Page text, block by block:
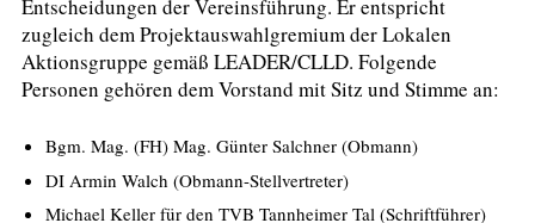
Entscheidungen der Vereinsführung. Er entspricht
zugleich dem Projektauswahlgremium der Lokalen
Aktionsgruppe gemäß LEADER/CLLD. Folgende
Personen gehören dem Vorstand mit Sitz und Stimme an:
Bgm. Mag. (FH) Mag. Günter Salchner (Obmann)
DI Armin Walch (Obmann-Stellvertreter)
Michael Keller für den TVB Tannheimer Tal (Schriftführer)